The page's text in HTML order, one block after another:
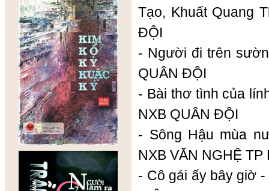
Tạo, Khuất Quang
ĐỘI
- Người đi trên
QUÂN ĐỘI
- Bài thơ tình của
NXB QUÂN ĐỘI
- Sông Hậu mùa
NXB VĂN NGHỆ TP
- Cô gái ấy bây giờ